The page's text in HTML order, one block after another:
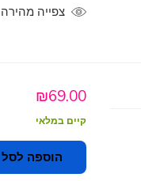
צפייה מהירה
₪69.00
קיים במלאי
הוספה לסל